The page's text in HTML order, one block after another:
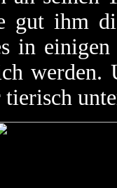
gut ihm
in einigen
werden.